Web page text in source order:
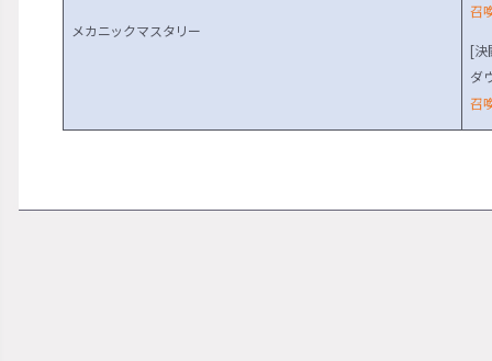
メカニックマスタリー
召
[決
ダ
召